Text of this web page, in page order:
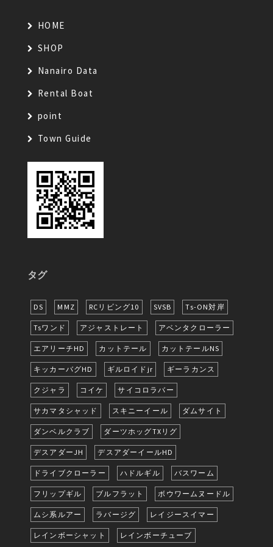
HOME
SHOP
Nanairo Data
Rental Boat
point
Town Guide
タグ
DS MMZ RCリビング10 SVSB Ts-ON対岸
Tsワンド アジャストレート アベンタクローラー
エアリーチHD カットテール カットテールNS
キッカーバグHD ギルロイドjr ギーラカンス
クジャラ コイケ サイコロラバー
サカマタシャッド スキニーイール ダムサイト
ダンベルクラブ ダーツホッグTXリグ
デスアダーJH デスアダーイールHD
ドライブクローラー ハドルギル バスワーム
フリップギル ブルフラット ボウワームヌードル
ムシ系ルアー ラバージグ レイジースイマー
レインボーシャット レインボーチューブ